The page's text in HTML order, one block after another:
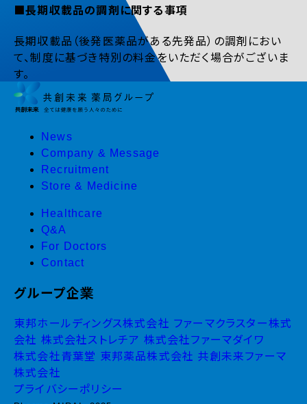
■長期収載品の調剤に関する事項
長期収載品（後発医薬品がある先発品）の調剤におい
て、制度に基づき特別の料金をいただく場合がございま
す。
News
Company & Message
Recruitment
Store & Medicine
Healthcare
Q&A
For Doctors
Contact
グループ企業
東邦ホールディングス株式会社 ファーマクラスター株式
会社 株式会社ストレチア 株式会社ファーマダイワ
株式会社青葉堂 東邦薬品株式会社 共創未来ファーマ
株式会社
プライバシーポリシー